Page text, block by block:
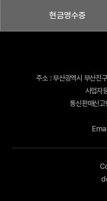
현금영수증
주소 : 부산광역시 부산진
사업
통신판매신